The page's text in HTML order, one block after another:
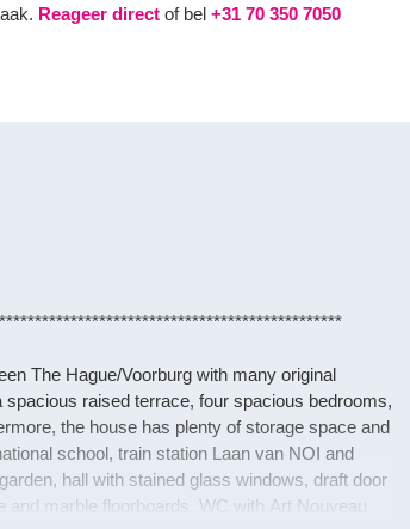
Reageer direct of bel +31 70 350 7050
The Hague/Voorburg with many original
raised terrace, four spacious bedrooms,
the house has plenty of storage space and
school, train station Laan van NOI and
hall with stained glass windows, draft door
and marble floorboards. WC with Art Nouveau